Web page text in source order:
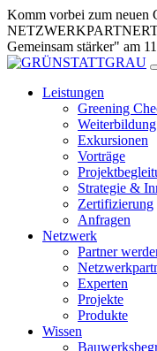
Zum
Inhalt
springen
Komm vorbei zum
Gemeinsam stärker" am
Leistungen
Greening
Weiterbildung
Exkursionen
Vorträge
Strategie &
Zertifizierung
Anfragen
Netzwerk
Partner
Experten
Projekte
Produkte
Wissen